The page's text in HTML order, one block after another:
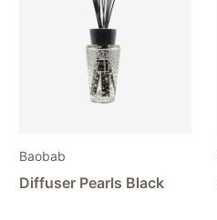
Baobab
Diffuser Pearls Black